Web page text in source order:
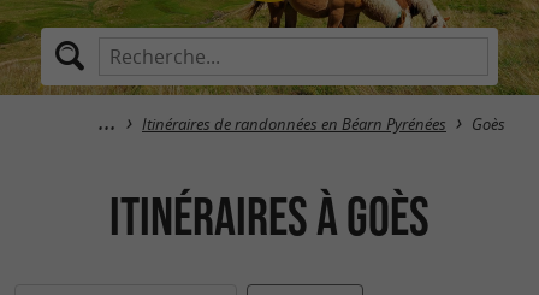
Itinéraires de randonnées en Béarn Pyrénées Goès
itinéraires à Goès